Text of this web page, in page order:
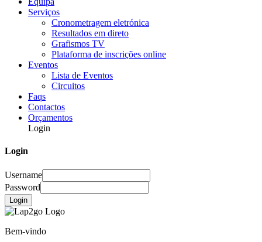
Serviços
Cronometragem eletrónica
Resultados em direto
Grafismos TV
Plataforma de inscrições online
Eventos
Lista de Eventos
Circuitos
Faqs
Contactos
Orçamentos
Login
Login
Username
Password
Login
Bem-vindo